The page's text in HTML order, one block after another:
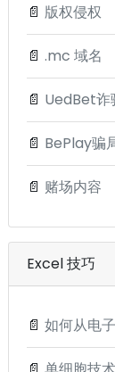
📄 版权侵权
📄 .mc 域名
📄 UedBet诈
📄 BePlay骗
📄 赌场内容
Excel 技巧
📄 如何从电